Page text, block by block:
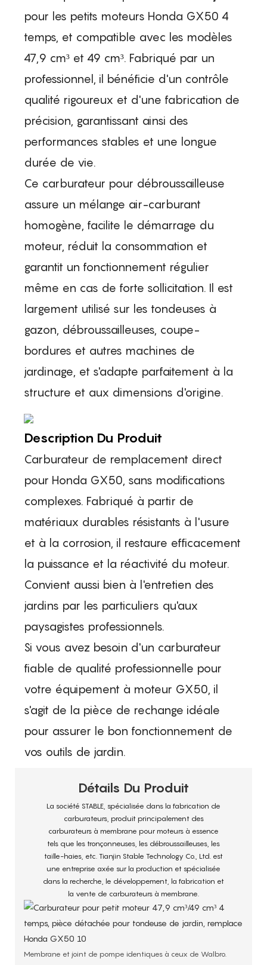
pour les petits moteurs Honda GX50 4
temps, et compatible avec les modèles
47,9 cm³ et 49 cm³. Fabriqué par un
professionnel, il bénéficie d'un contrôle
qualité rigoureux et d'une fabrication de
précision, garantissant ainsi des
performances stables et une longue
durée de vie.
Ce carburateur pour débroussailleuse
assure un mélange air-carburant
homogène, facilite le démarrage du
moteur, réduit la consommation et
garantit un fonctionnement régulier
même en cas de forte sollicitation. Il est
largement utilisé sur les tondeuses à
gazon, débroussailleuses, coupe-
bordures et autres machines de
jardinage, et s'adapte parfaitement à la
structure et aux dimensions d'origine.
Description Du Produit
Carburateur de remplacement direct
pour Honda GX50, sans modifications
complexes. Fabriqué à partir de
matériaux durables résistants à l'usure
et à la corrosion, il restaure efficacement
la puissance et la réactivité du moteur.
Convient aussi bien à l'entretien des
jardins par les particuliers qu'aux
paysagistes professionnels.
Si vous avez besoin d'un carburateur
fiable de qualité professionnelle pour
votre équipement à moteur GX50, il
s'agit de la pièce de rechange idéale
pour assurer le bon fonctionnement de
vos outils de jardin.
Détails Du Produit
La société STABLE, spécialisée dans la fabrication de
carburateurs, produit principalement des
carburateurs à membrane pour moteurs à essence
tels que les tronçonneuses, les débroussailleuses, les
taille-haies, etc. Tianjin Stable Technology Co., Ltd. est
une entreprise axée sur la production et spécialisée
dans la recherche, le développement, la fabrication et
la vente de carburateurs à membrane.
Membrane et joint de pompe identiques à ceux de Walbro.